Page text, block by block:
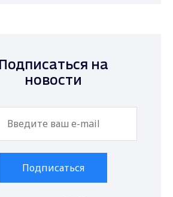
Подписаться на
новости
Подписаться